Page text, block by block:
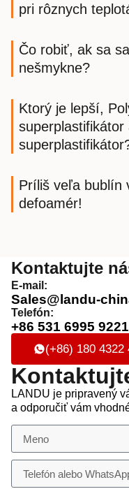
pri rôznych
Čo robiť, ak sa
nešmykne?
Ktorý je lepší,
Príliš veľa bublín
defoamér!
Kontaktujte
E-mail:
Sales@landu-
Telefón:
+86 531 6995 9221
(+86) 180 4322
LANDU je pripravený
a odporučiť vám